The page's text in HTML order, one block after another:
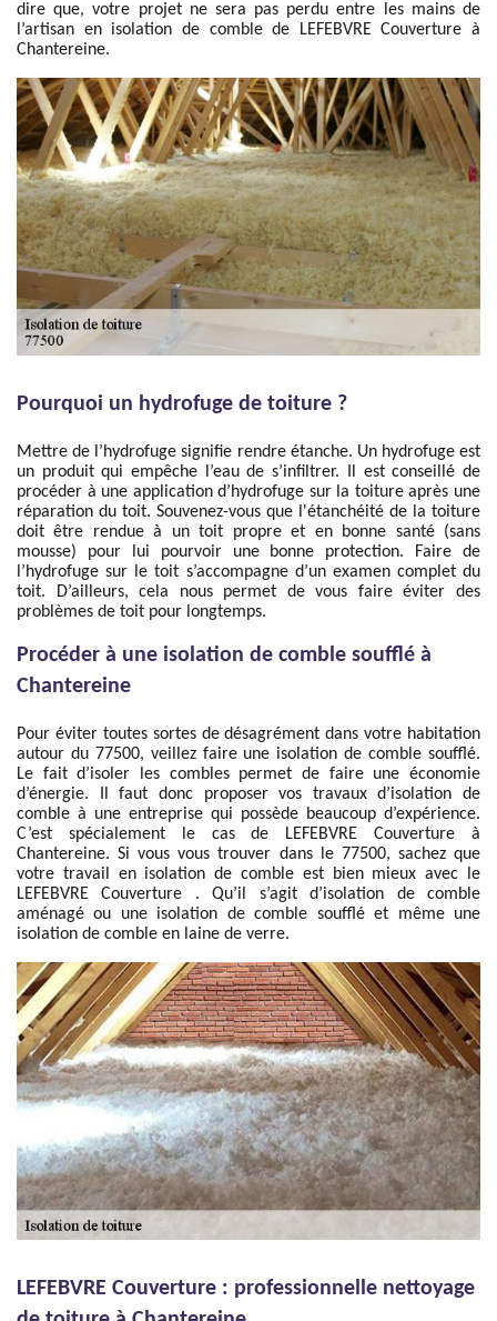
dire que, votre projet ne sera pas perdu entre les mains de
l’artisan en isolation de comble de LEFEBVRE Couverture à
Chantereine.
Pourquoi un hydrofuge de toiture ?
Mettre de l’hydrofuge signifie rendre étanche. Un hydrofuge est
un produit qui empêche l’eau de s’infiltrer. Il est conseillé de
procéder à une application d’hydrofuge sur la toiture après une
réparation du toit. Souvenez-vous que l'étanchéité de la toiture
doit être rendue à un toit propre et en bonne santé (sans
mousse) pour lui pourvoir une bonne protection. Faire de
l’hydrofuge sur le toit s’accompagne d’un examen complet du
toit. D’ailleurs, cela nous permet de vous faire éviter des
problèmes de toit pour longtemps.
Procéder à une isolation de comble soufflé à
Chantereine
Pour éviter toutes sortes de désagrément dans votre habitation
autour du 77500, veillez faire une isolation de comble soufflé.
Le fait d’isoler les combles permet de faire une économie
d’énergie. Il faut donc proposer vos travaux d’isolation de
comble à une entreprise qui possède beaucoup d’expérience.
C’est spécialement le cas de LEFEBVRE Couverture à
Chantereine. Si vous vous trouver dans le 77500, sachez que
votre travail en isolation de comble est bien mieux avec le
LEFEBVRE Couverture . Qu’il s’agit d’isolation de comble
aménagé ou une isolation de comble soufflé et même une
isolation de comble en laine de verre.
LEFEBVRE Couverture : professionnelle nettoyage